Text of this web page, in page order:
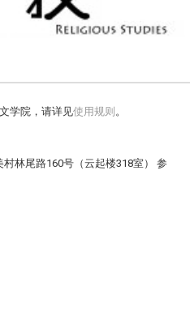
学院，请详见使用规则 。
林尾路160号（云起楼318室） 参